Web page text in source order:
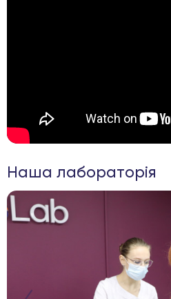
Наша лабораторія